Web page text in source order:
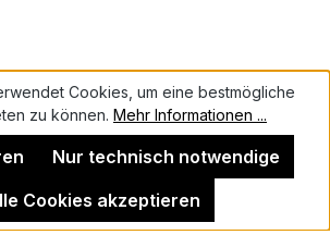
Cookies, um eine bestmögliche
zu können. Mehr Informationen ...
Nur technisch notwendige
Cookies akzeptieren